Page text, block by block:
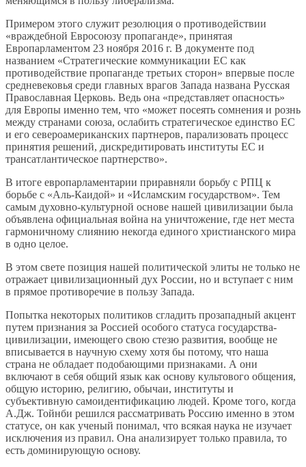
Примером этого служит резолюция о противодействии
«враждебной Евросоюзу пропаганде», принятая
Европарламентом 23 ноября 2016 г. В документе под
названием «Стратегические коммуникации ЕС как
противодействие пропаганде третьих сторон» впервые после
средневековья среди главных врагов Запада названа Русская
Православная Церковь. Ведь она «представляет опасность»
для Европы именно тем, что «может посеять сомнения и рознь
между странами союза, ослабить стратегическое единство ЕС
и его североамериканских партнеров, парализовать процесс
принятия решений, дискредитировать институты ЕС и
трансатлантическое партнерство».
В итоге европарламентарии приравняли борьбу с РПЦ к
борьбе с «Аль-Каидой» и «Исламским государством». Тем
самым духовно-культурной основе нашей цивилизации была
объявлена официальная война на уничтожение, где нет места
гармоничному слиянию некогда единого христианского мира
в одно целое.
В этом свете позиция нашей политической элиты не только не
отражает цивилизационный дух России, но и вступает с ним
в прямое противоречие в пользу Запада.
Попытка некоторых политиков сгладить прозападный акцент
путем признания за Россией особого статуса государства-
цивилизации, имеющего свою стезю развития, вообще не
вписывается в научную схему хотя бы потому, что наша
страна не обладает подобающими признаками. А они
включают в себя общий язык как основу культового общения,
общую историю, религию, обычаи, институты и
субъективную самоидентификацию людей. Кроме того, когда
А.Дж. Тойнби решился рассматривать Россию именно в этом
статусе, он как ученый понимал, что всякая наука не изучает
исключения из правил. Она анализирует только правила, то
есть доминирующую основу.